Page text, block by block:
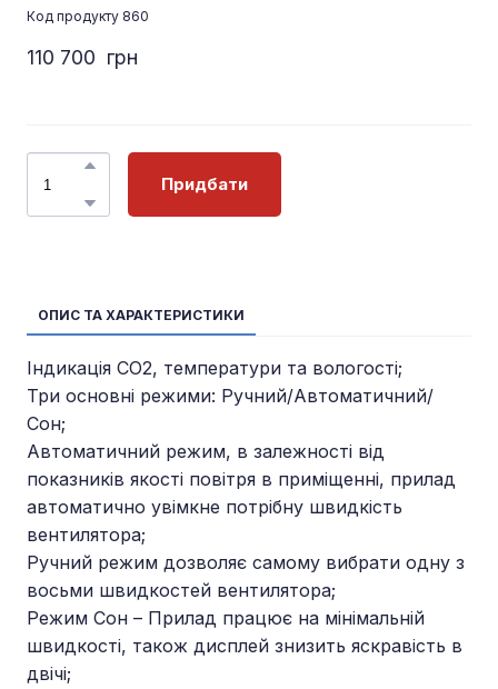
Код продукту 860
110 700  грн
Придбати
ОПИС ТА ХАРАКТЕРИСТИКИ
Індикація CO2, температури та вологості;
Три основні режими: Ручний/Автоматичний/
Сон;
Автоматичний режим, в залежності від
показників якості повітря в приміщенні, прилад
автоматично увімкне потрібну швидкість
вентилятора;
Ручний режим дозволяє самому вибрати одну з
восьми швидкостей вентилятора;
Режим Сон – Прилад працює на мінімальній
швидкості, також дисплей знизить яскравість в
двічі;